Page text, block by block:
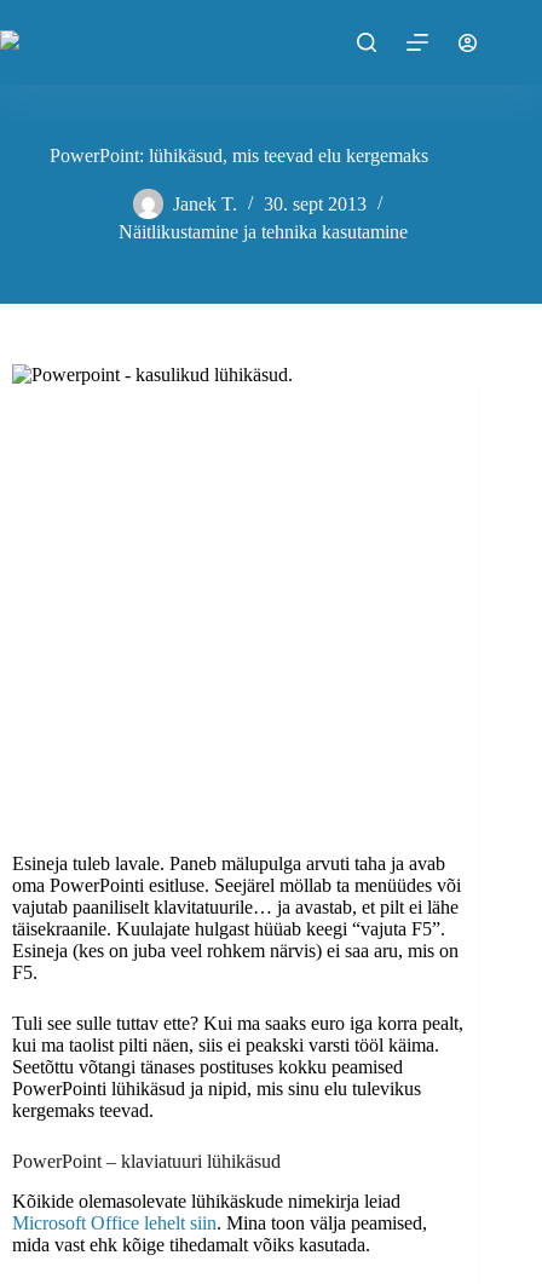
to
content
PowerPoint: lühikäsud, mis teevad elu kergemaks
Janek T.
30. sept 2013
Näitlikustamine ja tehnika kasutamine
Esineja tuleb lavale. Paneb mälupulga arvuti taha ja avab
oma PowerPointi esitluse. Seejärel möllab ta menüüdes või
vajutab paaniliselt klavitatuurile… ja avastab, et pilt ei lähe
täisekraanile. Kuulajate hulgast hüüab keegi “vajuta F5”.
Esineja (kes on juba veel rohkem närvis) ei saa aru, mis on
F5.
Tuli see sulle tuttav ette? Kui ma saaks euro iga korra pealt,
kui ma taolist pilti näen, siis ei peakski varsti tööl käima.
Seetõttu võtangi tänases postituses kokku peamised
PowerPointi lühikäsud ja nipid, mis sinu elu tulevikus
kergemaks teevad.
PowerPoint – klaviatuuri lühikäsud
Kõikide olemasolevate lühikäskude nimekirja leiad
Microsoft Office lehelt siin. Mina toon välja peamised,
mida vast ehk kõige tihedamalt võiks kasutada.